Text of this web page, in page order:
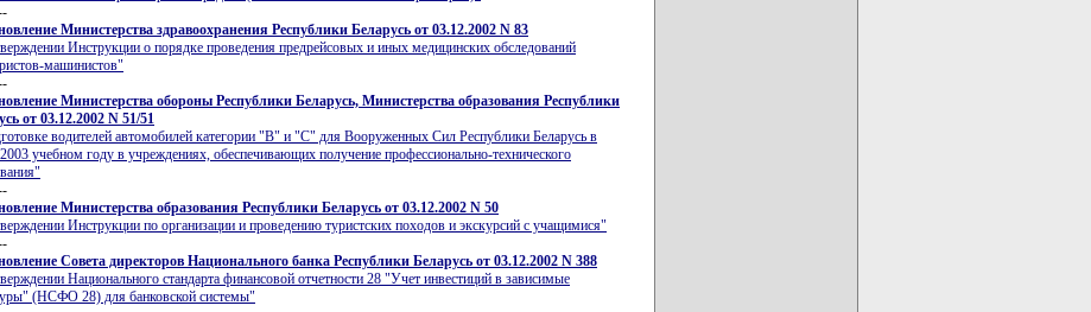
Министерства здравоохранения Республики Беларусь от 03.12.2002 N 83
Инструкции о порядке проведения предрейсовых и иных медицинских обследований
машинистов"
Министерства обороны Республики Беларусь, Министерства образования Республики
от 03.12.2002 N 51/51
водителей автомобилей категории "В" и "С" для Вооруженных Сил Республики Беларусь в
учебном году в учреждениях, обеспечивающих получение профессионально-технического
Министерства образования Республики Беларусь от 03.12.2002 N 50
Инструкции по организации и проведению туристских походов и экскурсий с учащимися"
Совета директоров Национального банка Республики Беларусь от 03.12.2002 N 388
Национального стандарта финансовой отчетности 28 "Учет инвестиций в зависимые
(НСФО 28) для банковской системы"